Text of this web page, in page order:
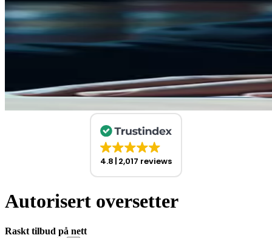
4.8 2,017 reviews
Autorisert oversetter
Raskt tilbud på nett